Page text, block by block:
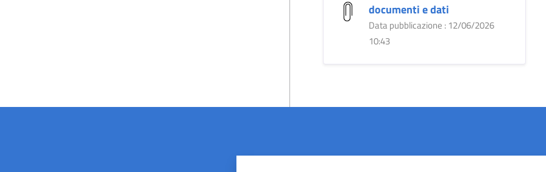
documenti e dati
Data pubblicazione : 12/06/2026
10:43